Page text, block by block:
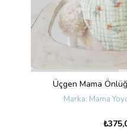
Üçgen Mama
Mama